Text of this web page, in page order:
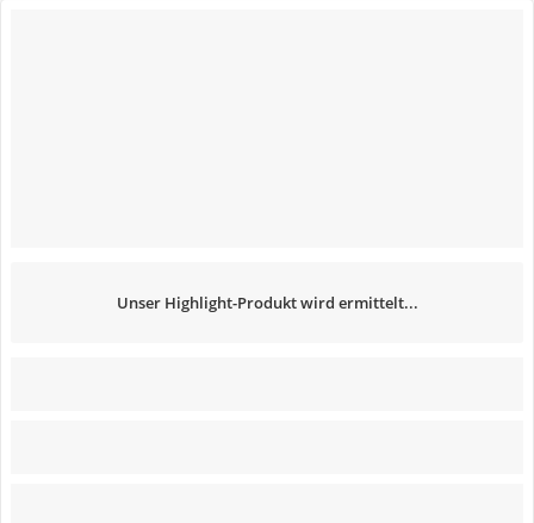
Unser Highlight-Produkt wird ermittelt...